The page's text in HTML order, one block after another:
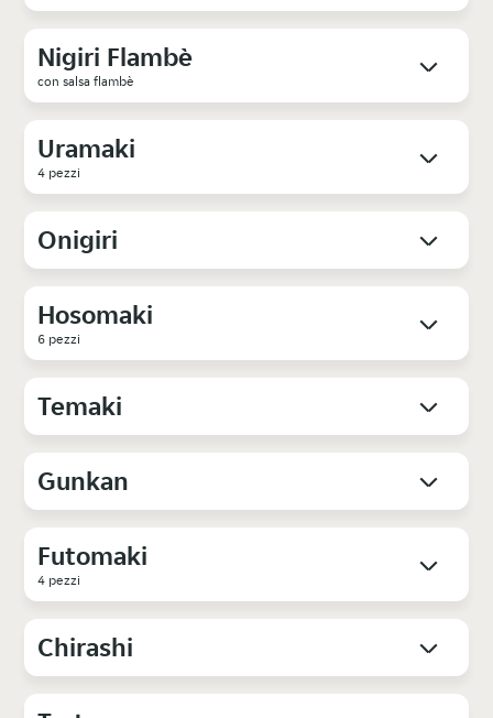
Nigiri Flambè
con salsa flambè
Uramaki
4 pezzi
Onigiri
Hosomaki
6 pezzi
Temaki
Gunkan
Futomaki
4 pezzi
Chirashi